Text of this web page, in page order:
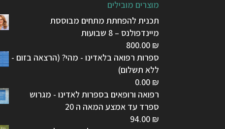
מוצרים מובילים
תכנית להפחתת מתחים מבוססת
מיינדפולנס – 8 שבועות
800.00 ₪
ספרות רפואה בלאדינו - מהי? (הרצאה בזום -
ללא תשלום)
0.00 ₪
רפואה ורופאים בספרות לאדינו - מגרוש
ספרד עד אמצע המאה ה 20
94.00 ₪